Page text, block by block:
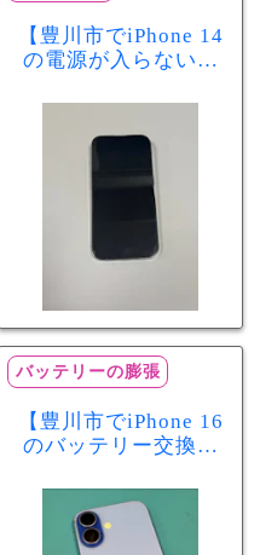
【豊川市でiPhone 14
の電源が入らない修
店】バッテリー交換
で復旧するケースも
あります！
バッテリーの膨張
【豊川市でiPhone 16
のバッテリー交換な
少し膨張したバッテ
リーも当日90分で安
心修理！